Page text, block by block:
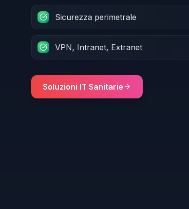
Sicurezza perimetrale
VPN, Intranet, Extranet
Soluzioni IT Sanitarie